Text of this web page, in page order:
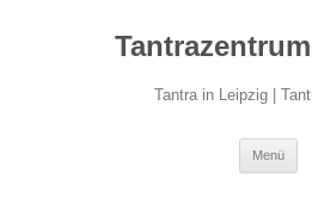
Tantra in Leipzig |
Menü